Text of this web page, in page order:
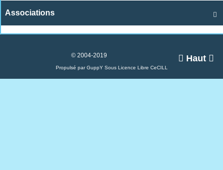

Associations
 Haut 
© 2004-2019
Propulsé par GuppY Sous Licence Libre CeCILL